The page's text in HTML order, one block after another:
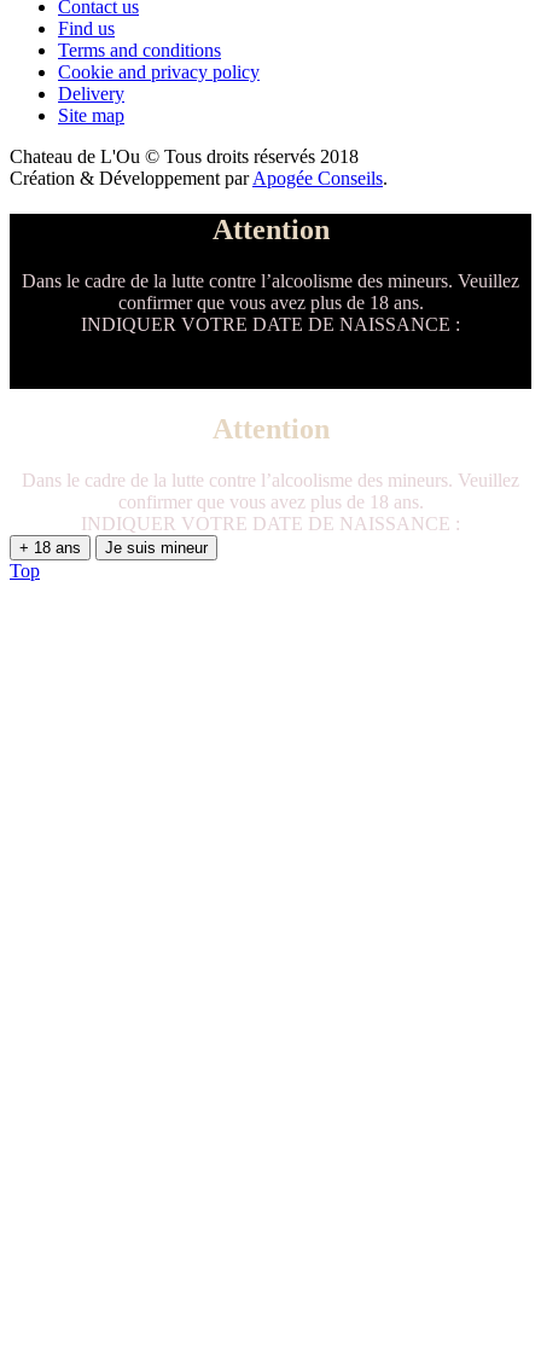
Contact us
Find us
Terms and conditions
Cookie and privacy policy
Delivery
Site map
Chateau de L'Ou © Tous droits réservés 2018
Création & Développement parApogée Conseils.
Attention
Dans le cadre de la lutte contre l’alcoolisme des mineurs. Veuillez
confirmer que vous avez plus de 18 ans.
INDIQUER VOTRE DATE DE NAISSANCE :
Attention
Dans le cadre de la lutte contre l’alcoolisme des mineurs. Veuillez
confirmer que vous avez plus de 18 ans.
INDIQUER VOTRE DATE DE NAISSANCE :
+ 18 ans Je suis mineur
Top